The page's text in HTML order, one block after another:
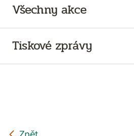
Všechny akce
Tiskové zprávy